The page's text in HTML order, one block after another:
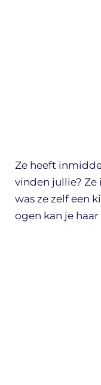
Ze heeft
vinden jullie? Ze
was ze zelf een
ogen kan je